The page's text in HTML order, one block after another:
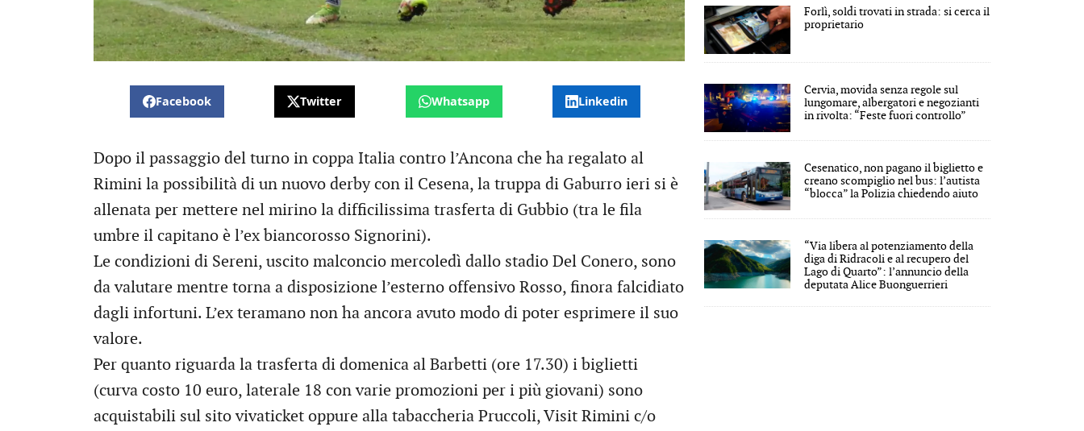
Facebook Twitter Whatsapp Linkedin
Dopo il passaggio del turno in coppa Italia contro l’Ancona che ha regalato al
Rimini la possibilità di un nuovo derby con il Cesena, la truppa di Gaburro ieri si è
allenata per mettere nel mirino la difficilissima trasferta di Gubbio (tra le fila
umbre il capitano è l’ex biancorosso Signorini).
Le condizioni di Sereni, uscito malconcio mercoledì dallo stadio Del Conero, sono
da valutare mentre torna a disposizione l’esterno offensivo Rosso, finora falcidiato
dagli infortuni. L’ex teramano non ha ancora avuto modo di poter esprimere il suo
valore.
Per quanto riguarda la trasferta di domenica al Barbetti (ore 17.30) i biglietti
(curva costo 10 euro, laterale 18 con varie promozioni per i più giovani) sono
acquistabili sul sito vivaticket oppure alla tabaccheria Pruccoli, Visit Rimini c/o
Forlì, soldi trovati in strada: si cerca il
proprietario
Cervia, movida senza regole sul
lungomare, albergatori e negozianti
in rivolta: “Feste fuori controllo”
Cesenatico, non pagano il biglietto e
creano scompiglio nel bus: l’autista
“blocca” la Polizia chiedendo aiuto
“Via libera al potenziamento della
diga di Ridracoli e al recupero del
Lago di Quarto”: l’annuncio della
deputata Alice Buonguerrieri